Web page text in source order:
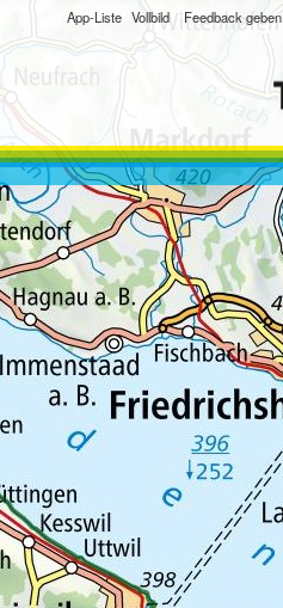
App-Liste Vollbild Feedback geben